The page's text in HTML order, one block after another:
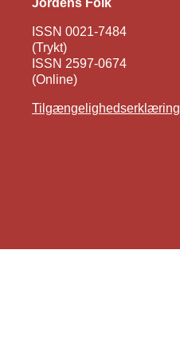
ISSN 0021-7484
(Trykt)
ISSN 2597-0674
(Online)
Tilgængelighedserklæring